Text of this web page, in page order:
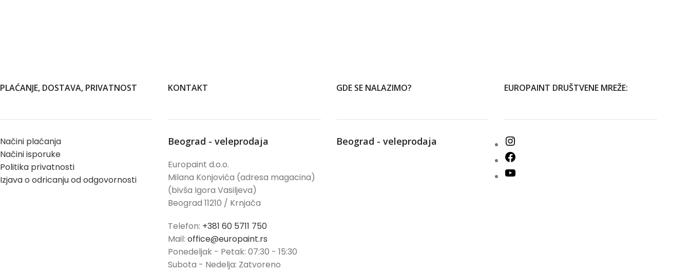
PLAĆANJE, DOSTAVA, PRIVATNOST
Načini plaćanja
Načini isporuke
Politika privatnosti
Izjava o odricanju od odgovornosti
KONTAKT
Beograd - veleprodaja
Europaint d.o.o.
Milana Konjovića (adresa magacina)
(bivša Igora Vasiljeva)
Beograd 11210 / Krnjača
Telefon: +381 60 5711 750
Mail:office@europaint.rs
Ponedeljak - Petak: 07:30 - 15:30
Subota - Nedelja: Zatvoreno
GDE SE NALAZIMO?
Beograd - veleprodaja
EUROPAINT DRUŠTVENE MREŽE: